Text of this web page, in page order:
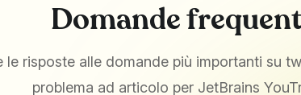
Domande
le risposte alle domande più importanti su
problema ad articolo per JetBrains